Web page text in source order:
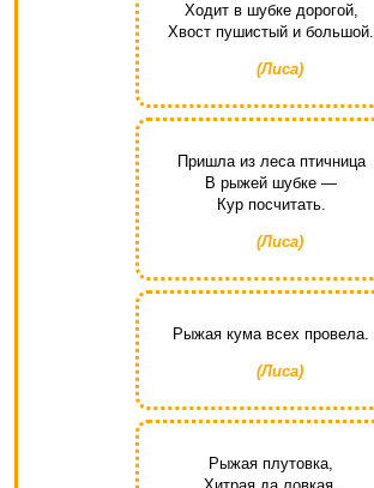
Ходит в шубке дорогой,
Хвост пушистый и большой.
(Лиса)
Пришла из леса птичница
В рыжей шубке —
Кур посчитать.
(Лиса)
Рыжая кума всех провела.
(Лиса)
Рыжая плутовка,